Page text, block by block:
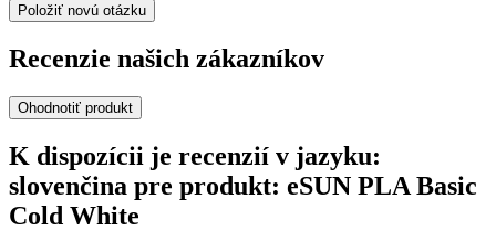
Položiť novú otázku
Recenzie našich zákazníkov
Ohodnotiť produkt
K dispozícii je recenzií v jazyku:
slovenčina pre produkt: eSUN PLA Basic
Cold White